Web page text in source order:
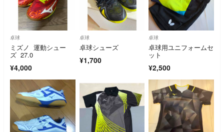
卓球
ミズノ 運動シュー
ズ 27.0
¥4,000
卓球
卓球シューズ
¥1,700
卓球
卓球用ユニフォームセ
ット
¥2,500